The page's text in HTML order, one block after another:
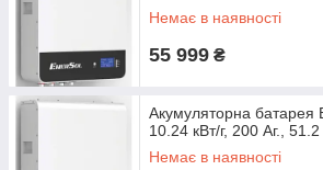
Немає в наявності
55 999 ₴
Акумуляторна батарея
10.24 кВт/г, 200 Аг.,
Немає в наявності